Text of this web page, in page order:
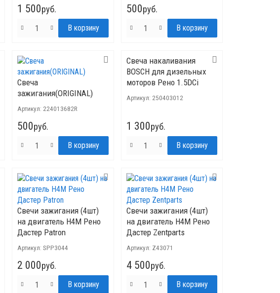
1 500руб. 500руб.
Свеча
зажигания(ORIGINAL)
Артикул: 224013682R
500руб.
Свеча накаливания
BOSCH для дизельных
моторов Рено 1.5DCi
Артикул: 250403012
1 300руб.
Свечи зажигания (4шт)
на двигатель H4M Рено
Дастер Patron
Артикул:SPP3044
2 000руб.
Свечи зажигания (4шт)
на двигатель H4M Рено
Дастер Zentparts
Артикул: Z43071
4 500руб.